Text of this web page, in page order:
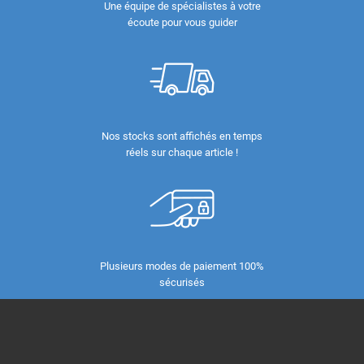
Une équipe de spécialistes à votre
écoute pour vous guider
Nos stocks sont affichés en temps
réels sur chaque article !
Plusieurs modes de paiement 100%
sécurisés